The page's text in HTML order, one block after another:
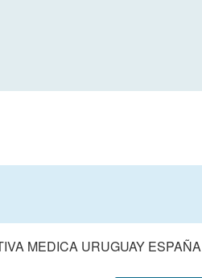
MEDICA URUGUAY ESPAÑA